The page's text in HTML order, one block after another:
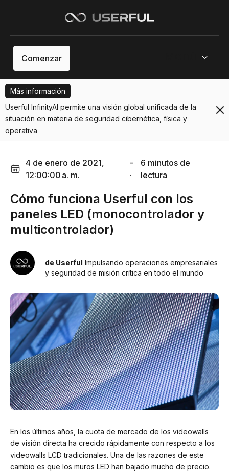
Comenzar
Más información
Userful InfinityAI permite una visión global unificada de la
situación en materia de seguridad cibernética, física y
operativa
4 de enero de 2021,
12:00:00 a. m.
-
·
6 minutos de
lectura
Cómo funciona Userful con los
paneles LED (monocontrolador y
multicontrolador)
de Userful Impulsando operaciones empresariales
y seguridad de misión crítica en todo el mundo
En los últimos años, la cuota de mercado de los videowalls
de visión directa ha crecido rápidamente con respecto a los
videowalls LCD tradicionales. Una de las razones de este
cambio es que los muros LED han bajado mucho de precio.